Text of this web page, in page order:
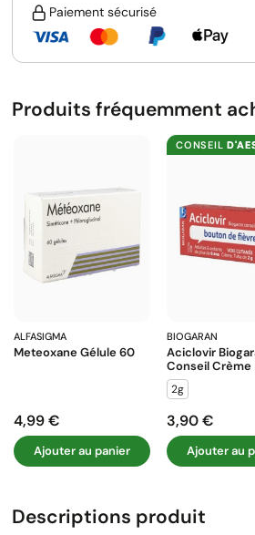
Paiement sécurisé
Produits fréquemment
ALFASIGMA
Meteoxane Gélule 60
Prix
4,99 €
Ajouter au panier
CONSEIL
BIOGARAN
Aciclovir
Conseil Crème
2g
Prix
3,90 €
Ajouter au
Descriptions produit